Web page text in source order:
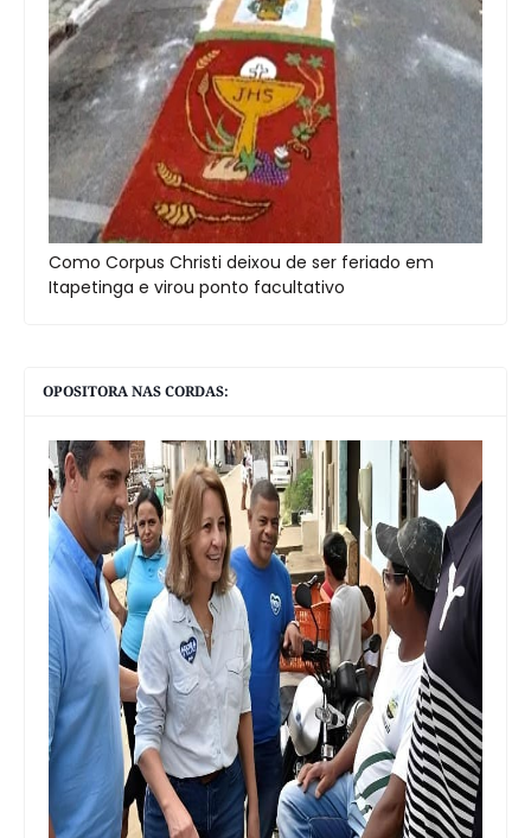
Como Corpus Christi deixou de ser feriado em
Itapetinga e virou ponto facultativo
OPOSITORA NAS CORDAS: